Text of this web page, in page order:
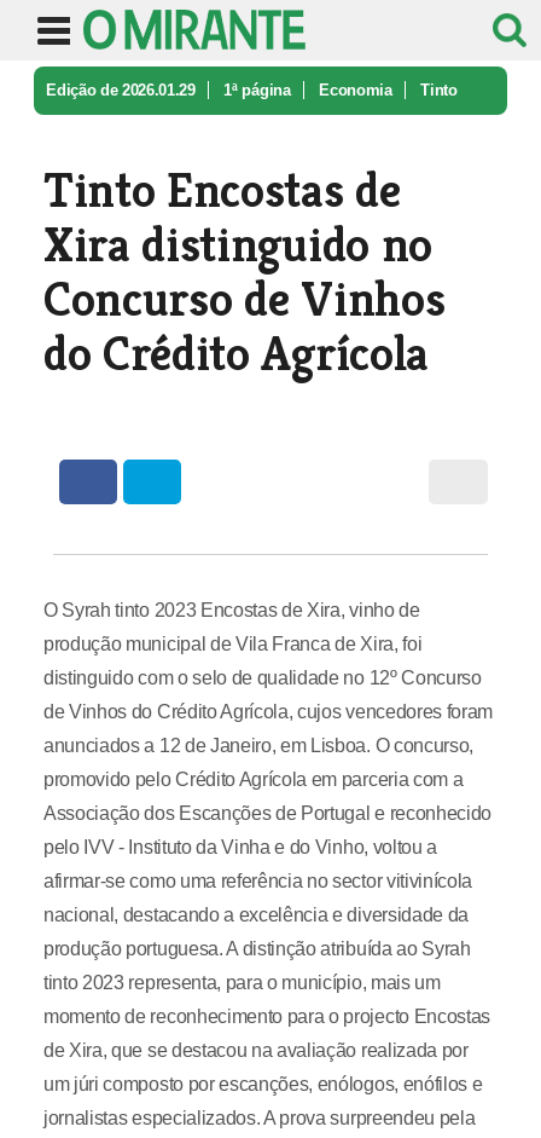
Edição de 2026.01.29 1ª página Economia Tinto
Tinto Encostas de
Xira distinguido no
Concurso de Vinhos
do Crédito Agrícola
O Syrah tinto 2023 Encostas de Xira, vinho de
produção municipal de Vila Franca de Xira, foi
distinguido com o selo de qualidade no 12º Concurso
de Vinhos do Crédito Agrícola, cujos vencedores foram
anunciados a 12 de Janeiro, em Lisboa. O concurso,
promovido pelo Crédito Agrícola em parceria com a
Associação dos Escanções de Portugal e reconhecido
pelo IVV - Instituto da Vinha e do Vinho, voltou a
afirmar-se como uma referência no sector vitivinícola
nacional, destacando a excelência e diversidade da
produção portuguesa. A distinção atribuída ao Syrah
tinto 2023 representa, para o município, mais um
momento de reconhecimento para o projecto Encostas
de Xira, que se destacou na avaliação realizada por
um júri composto por escanções, enólogos, enófilos e
jornalistas especializados. A prova surpreendeu pela